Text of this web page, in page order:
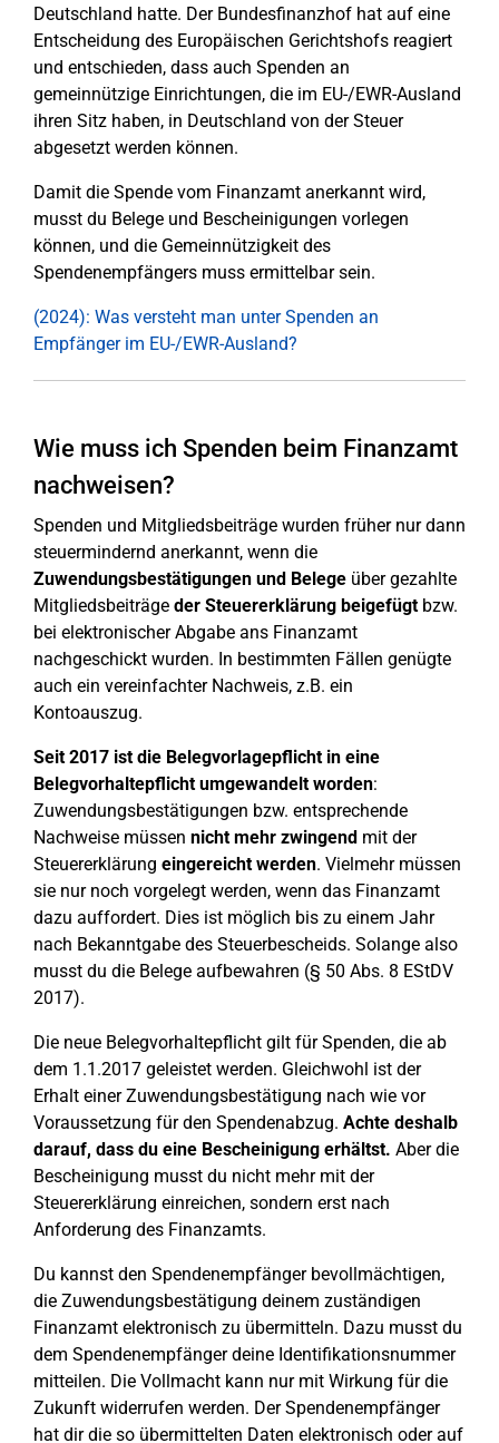
Deutschland hatte. Der Bundesfinanzhof hat auf eine
Entscheidung des Europäischen Gerichtshofs reagiert
und entschieden, dass auch Spenden an
gemeinnützige Einrichtungen, die im EU-/EWR-Ausland
ihren Sitz haben, in Deutschland von der Steuer
abgesetzt werden können.
Damit die Spende vom Finanzamt anerkannt wird,
musst du Belege und Bescheinigungen vorlegen
können, und die Gemeinnützigkeit des
Spendenempfängers muss ermittelbar sein.
(2024): Was versteht man unter Spenden an
Empfänger im EU-/EWR-Ausland?
Wie muss ich Spenden beim Finanzamt
nachweisen?
Spenden und Mitgliedsbeiträge wurden früher nur dann
steuermindernd anerkannt, wenn die
Zuwendungsbestätigungen und Belege über gezahlte
Mitgliedsbeiträge der Steuererklärung beigefügtbzw.
bei elektronischer Abgabe ans Finanzamt
nachgeschickt wurden. In bestimmten Fällen genügte
auch ein vereinfachter Nachweis, z.B. ein
Kontoauszug.
Seit 2017 ist die Belegvorlagepflicht in eine
Belegvorhaltepflicht umgewandelt worden:
Zuwendungsbestätigungen bzw. entsprechende
Nachweise müssen nicht mehr zwingend mit der
Steuererklärung eingereicht werden. Vielmehr müssen
sie nur noch vorgelegt werden, wenn das Finanzamt
dazu auffordert. Dies ist möglich bis zu einem Jahr
nach Bekanntgabe des Steuerbescheids. Solange also
musst du die Belege aufbewahren (§ 50 Abs. 8 EStDV
2017).
Die neue Belegvorhaltepflicht gilt für Spenden, die ab
dem 1.1.2017 geleistet werden. Gleichwohl ist der
Erhalt einer Zuwendungsbestätigung nach wie vor
Voraussetzung für den Spendenabzug. Achte deshalb
darauf, dass du eine Bescheinigung erhältst. Aber die
Bescheinigung musst du nicht mehr mit der
Steuererklärung einreichen, sondern erst nach
Anforderung des Finanzamts.
Du kannst den Spendenempfänger bevollmächtigen,
die Zuwendungsbestätigung deinem zuständigen
Finanzamt elektronisch zu übermitteln. Dazu musst du
dem Spendenempfänger deine Identifikationsnummer
mitteilen. Die Vollmacht kann nur mit Wirkung für die
Zukunft widerrufen werden. Der Spendenempfänger
hat dir die so übermittelten Daten elektronisch oder auf